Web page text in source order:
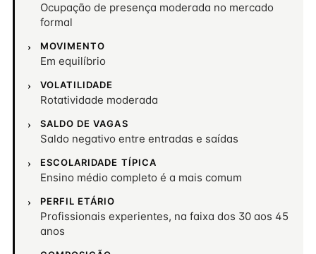
Ocupação de presença moderada no mercado
formal
MOVIMENTO
Em equilíbrio
VOLATILIDADE
Rotatividade moderada
SALDO DE VAGAS
Saldo negativo entre entradas e saídas
ESCOLARIDADE TÍPICA
Ensino médio completo é a mais comum
PERFIL ETÁRIO
Profissionais experientes, na faixa dos 30 aos 45
anos